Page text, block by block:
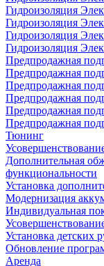
Гидроизоляция
Гидроизоляция
Гидроизоляция
Гидроизоляция
Предпродажная
Предпродажная
Предпродажная
Предпродажная
Предпродажная
Предпродажная
Тюнинг
Дополнительная
функциональности
Установка
Модернизация
Индивидуальная
Установка детских
Обновление
Аренда